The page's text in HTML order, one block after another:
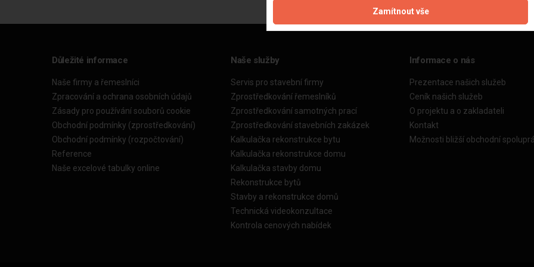
Důležité informace
Naše firmy a řemeslníci
Zpracování a ochrana osobních údajů
Zásady pro používání souborů cookie
Obchodní podmínky (zprostředkování)
Obchodní podmínky (rozpočtování)
Reference
Naše excelové tabulky online
Naše služby
Servis pro stavební firmy
Zprostředkování řemeslníků
Zprostředkování samotných prací
Zprostředkování stavebních zakázek
Kalkulačka rekonstrukce bytu
Kalkulačka rekonstrukce domu
Kalkulačka stavby domu
Rekonstrukce bytů
Stavby a rekonstrukce domů
Technická videokonzultace
Kontrola cenových nabídek
Informace o nás
Prezentace našich služeb
Ceník našich služeb
O projektu a o zakladateli
Kontakt
Možnosti bližší obchodní
Zamítnout vše